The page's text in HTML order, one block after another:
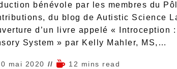
bénévole par les membres du
du blog de Autistic Science
d’un livre appelé « Introception
System » par Kelly Mahler, MS,…
mai 2020 12 mins read